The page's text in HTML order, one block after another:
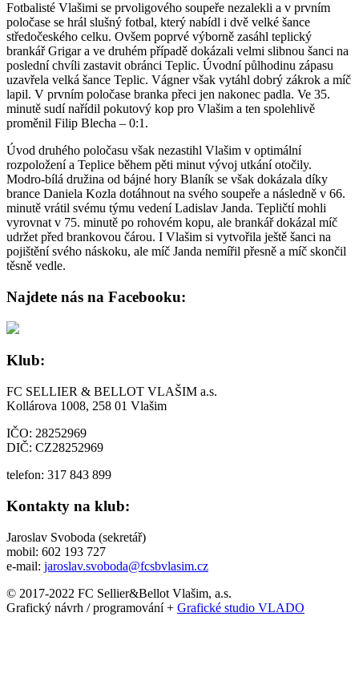
Fotbalisté Vlašimi se prvoligového soupeře nezalekli a v prvním
poločase se hrál slušný fotbal, který nabídl i dvě velké šance
středočeského celku. Ovšem poprvé výborně zasáhl teplický
brankář Grigar a ve druhém případě dokázali velmi slibnou šanci na
poslední chvíli zastavit obránci Teplic. Úvodní půlhodinu zápasu
uzavřela velká šance Teplic. Vágner však vytáhl dobrý zákrok a míč
lapil. V prvním poločase branka přeci jen nakonec padla. Ve 35.
minutě sudí nařídil pokutový kop pro Vlašim a ten spolehlivě
proměnil Filip Blecha – 0:1.
Úvod druhého poločasu však nezastihl Vlašim v optimální
rozpoložení a Teplice během pěti minut vývoj utkání otočily.
Modro-bílá družina od bájné hory Blaník se však dokázala díky
brance Daniela Kozla dotáhnout na svého soupeře a následně v 66.
minutě vrátil svému týmu vedení Ladislav Janda. Tepličtí mohli
vyrovnat v 75. minutě po rohovém kopu, ale brankář dokázal míč
udržet před brankovou čárou. I Vlašim si vytvořila ještě šanci na
pojištění svého náskoku, ale míč Janda nemířil přesně a míč skončil
těsně vedle.
Najdete nás na Facebooku:
Klub:
FC SELLIER & BELLOT VLAŠIM a.s.
Kollárova 1008, 258 01 Vlašim
IČO: 28252969
DIČ: CZ28252969
telefon: 317 843 899
Kontakty na klub:
Jaroslav Svoboda (sekretář)
mobil: 602 193 727
e-mail: jaroslav.svoboda@fcsbvlasim.cz
© 2017-2022 FC Sellier&Bellot Vlašim, a.s.
Grafický návrh / programování + Grafické studio VLADO